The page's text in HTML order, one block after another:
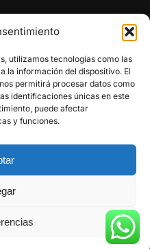
utilizamos tecnologías como las
la información del dispositivo. El
permitirá procesar datos como
identificaciones únicas en este
puede afectar
y funciones.